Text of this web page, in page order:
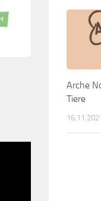
Arche
Tiere